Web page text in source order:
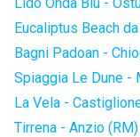
Eucaliptus Beach
Bagni Padoan -
Spiaggia Le Dune -
La Vela -
Tirrena - Anzio (RM)